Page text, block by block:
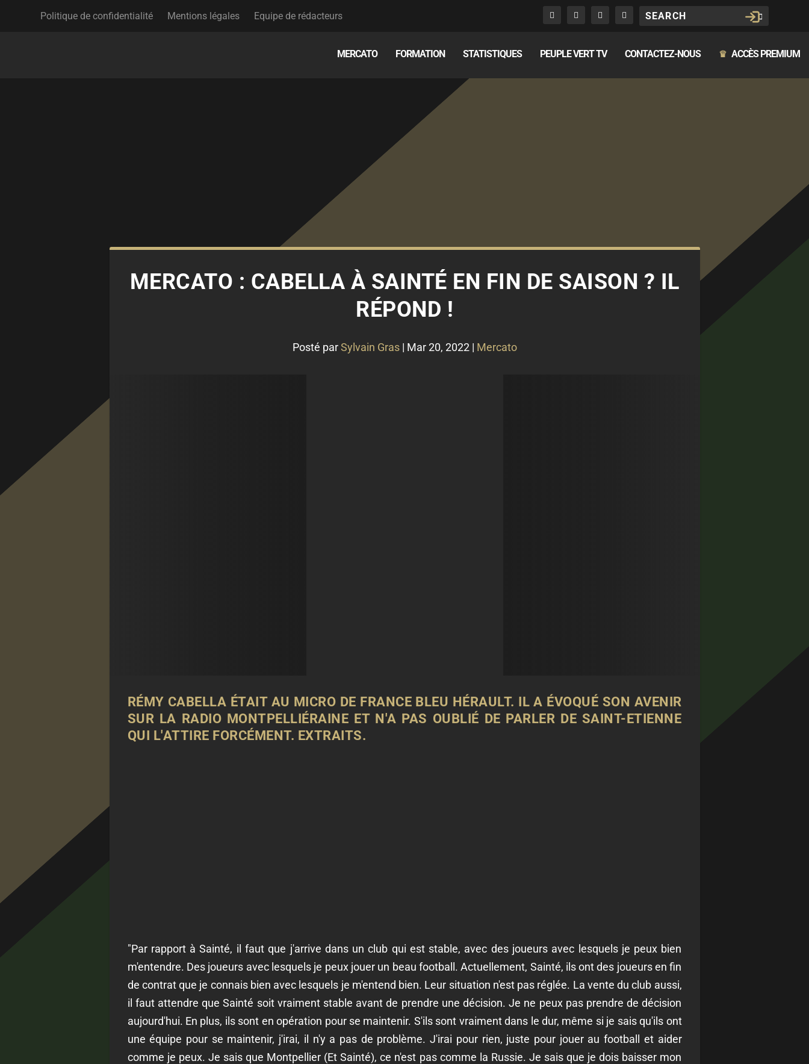
Politique de confidentialité Mentions légales Equipe de rédacteurs
MERCATO FORMATION STATISTIQUES PEUPLE VERT TV CONTACTEZ-NOUS ♛ ACCÈS PREMIUM
MERCATO : CABELLA À SAINTÉ EN FIN DE SAISON ? IL
RÉPOND !
Posté parSylvain Gras| Mar 20, 2022| Mercato
RÉMY CABELLA ÉTAIT AU MICRO DE FRANCE BLEU HÉRAULT. IL A ÉVOQUÉ SON AVENIR
SUR LA RADIO MONTPELLIÉRAINE ET N'A PAS OUBLIÉ DE PARLER DE SAINT-ETIENNE
QUI L'ATTIRE FORCÉMENT. EXTRAITS.
"Par rapport à Sainté, il faut que j'arrive dans un club qui est stable, avec des joueurs avec lesquels je peux bien
m'entendre. Des joueurs avec lesquels je peux jouer un beau football. Actuellement, Sainté, ils ont des joueurs en fin
de contrat que je connais bien avec lesquels je m'entend bien. Leur situation n'est pas réglée. La vente du club aussi,
il faut attendre que Sainté soit vraiment stable avant de prendre une décision. Je ne peux pas prendre de décision
aujourd'hui. En plus, ils sont en opération pour se maintenir. S'ils sont vraiment dans le dur, même si je sais qu'ils ont
une équipe pour se maintenir, j'irai, il n'y a pas de problème. J'irai pour rien, juste pour jouer au football et aider
comme je peux. Je sais que Montpellier (Et Sainté), ce n'est pas comme la Russie. Je sais que je dois baisser mon